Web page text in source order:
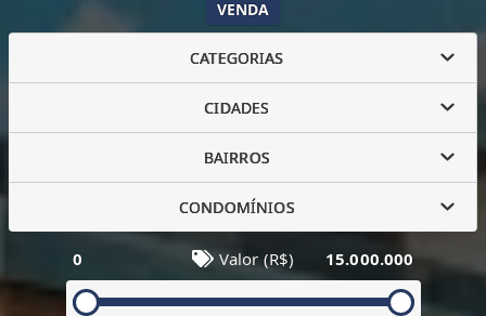
VENDA
CATEGORIAS
CIDADES
BAIRROS
CONDOMÍNIOS
0 Valor (R$) 15.000.000